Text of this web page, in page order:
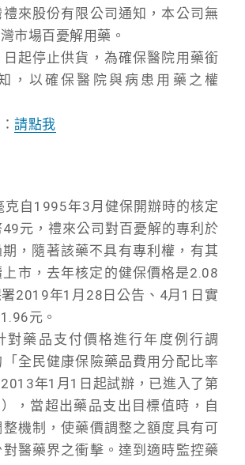
來股份有限公司通知，本公司無
市場百憂解用藥。
起停止供貨，為確保醫院用藥銜
，以確保醫院與病患用藥之權
請點我
克自1995年3月健保開辦時的核定
元，禮來公司對百憂解的專利於
，隨著該藥不具有專利權，有其
市，去年核定的健保價格是2.08
2019年1月28日公告、4月1日實
元。
對藥品支付價格進行年度例行調
全民健康保險藥品費用分配比率
2013年1月1日起試辦，已進入了第
，當超出藥品支出目標值時，自
機制，使藥價調整之額度具有可
醫藥界之衝擊。達到適時監控藥